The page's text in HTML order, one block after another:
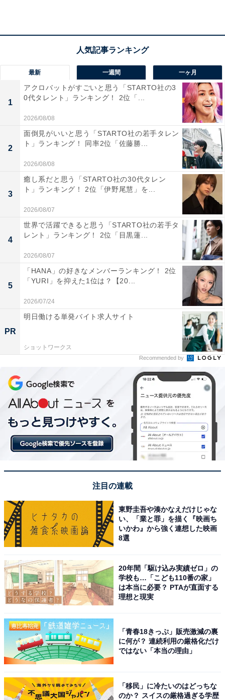
回答者のコメントを見ると「エメラルドグリーンの水の
色と、モミジなどの赤や黄色の葉のコントラストは息を
のむ美しさだから」（40代女性／福井県）、「美しい紅
葉で知られる渓谷で落差30mの2段の滝で龍が体をくねら
せ飛び立つような姿を楽しむことができる」（70代男性
／福島県）、「透明度の高い川と紅葉のコントラストが
幻想的で、静かに自然の美を感じられるからです」（20
代男性／静岡県）といった声がありました。
※回答者のコメントは原文ママです
この記事の執筆者： 坂上 恵
All About ニュースの編集者。オールアバウトに入社後、SNSトレン
ドにフォーカスした記事執筆やSEOライティングの経験を経て、の
ちにAll About ニュースチームのメンバーに加入。現在は旅行・カル
チャー・エンタメなどを中心に企画編集を担当。東京都出身。居酒
...続きを読む
次ページ
10位までの全ランキング結果を見
る
こちらもおすすめ
好き＆行ってみたい「山口県の紅葉スポット」
ランキング！ 2位「長門峡」を抑えた1位は？
1
最新 一週間 一ヶ月
1
アクロバットがすごいと思う「STARTO社の3
0代タレント」ランキング！ 2位「...
2026/08/08
2
面倒見がいいと思う「STARTO社の若手タレン
ト」ランキング！ 同率2位「佐藤勝...
2026/08/08
3
癒し系だと思う「STARTO社の30代タレン
ト」ランキング！ 2位「伊野尾慧」を...
2026/08/07
4
世界で活躍できると思う「STARTO社の若手タ
レント」ランキング！ 2位「目黒蓮...
2026/08/07
5
「HANA」の好きなメンバーランキング！ 2位
「YURI」を抑えた1位は？【20...
2026/07/24
PR
明日働ける単発バイト求人サイト
ショットワークス
Recommended by
注目の連載
東野圭吾や湊かなえだけじゃな
い、「業と罪」を描く『映画ち
いかわ』から強く連想した映画
8選
20年間「駆け込み実績ゼロ」の
学校も…「こども110番の家」
は本当に必要？ PTAが直面する
理想と現実
「青春18きっぷ」販売激減の裏
に何が？ 連続利用の厳格化だけ
ではない「本当の理由」
「移民」に冷たいのはどっちな
のか？ スイスの厳格過ぎる学歴